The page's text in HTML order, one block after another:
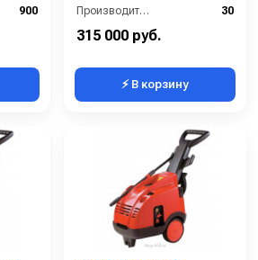
900
Производительность (л/мин):
30
315 000 руб.
⚡ В корзину